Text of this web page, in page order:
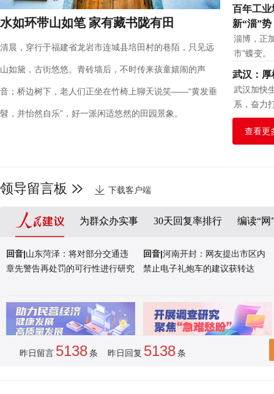
水如环带山如笔 家有藏书陇有田
清晨，穿行于福建省龙岩市连城县培田村的巷陌，只见远
山如黛，古街悠悠。青砖墙后，不时传来孩童嬉闹的声
音；桥边树下，老人们正坐在竹椅上聊天说笑——“黄发垂
髫，并怡然自乐”，好一派闲适悠然的田园景象。
百年工业
新“淄”势
淄博，正
市”蝶变。
武汉：厚
武汉加快
系，奋力
查看更
领导留言板 下载客户端
为群众办实事 30天回复率排行 编读“网
回音|山东菏泽：将对部分交通违
章先警告再处罚的可行性进行研究
回音|河南开封：网友提出市区内
禁止电子礼炮车的建议获转达
昨日留言 5138条 昨日回复 5138条